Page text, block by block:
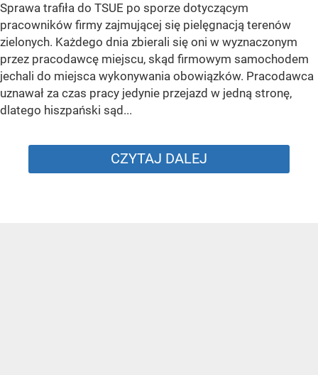
Sprawa trafiła do TSUE po sporze dotyczącym
pracowników firmy zajmującej się pielęgnacją terenów
zielonych. Każdego dnia zbierali się oni w wyznaczonym
przez pracodawcę miejscu, skąd firmowym samochodem
jechali do miejsca wykonywania obowiązków. Pracodawca
uznawał za czas pracy jedynie przejazd w jedną stronę,
dlatego hiszpański sąd...
CZYTAJ DALEJ